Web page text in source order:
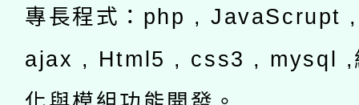
專長程式：php , JavaScrupt
ajax , Html5 , css3 , mysql ,